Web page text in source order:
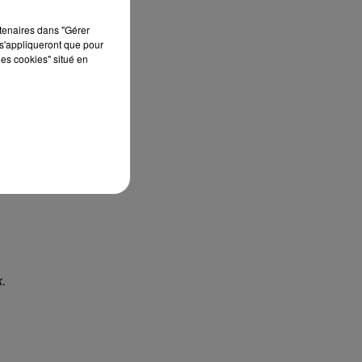
dans "Gérer
que pour
cookies" situé en